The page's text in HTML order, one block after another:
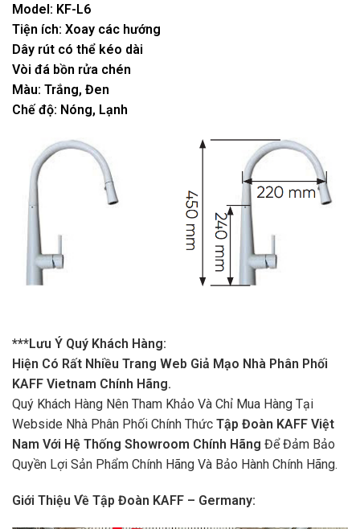
Model: KF-L6
Tiện ích: Xoay các hướng
Dây rút có thể kéo dài
Vòi đá bồn rửa chén
Màu: Trắng, Đen
Chế độ: Nóng, Lạnh
***Lưu Ý Quý Khách Hàng:
Hiện Có Rất Nhiều Trang Web Giả Mạo Nhà Phân Phối
KAFF Vietnam Chính Hãng.
Quý Khách Hàng Nên Tham Khảo Và Chỉ Mua Hàng Tại
Webside Nhà Phân Phối Chính Thức Tập Đoàn KAFF Việt
Nam Với Hệ Thống Showroom Chính Hãng Để Đảm Bảo
Quyền Lợi Sản Phẩm Chính Hãng Và Bảo Hành Chính Hãng.
Giới Thiệu Về Tập Đoàn KAFF – Germany: